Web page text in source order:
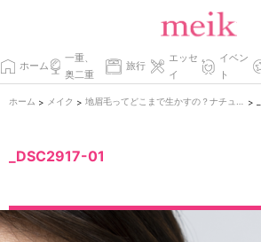
ホーム
一重、
奥二重
旅行
エッセ
イ
イベン
ト
ホーム > メイク > >
_DSC2917-01